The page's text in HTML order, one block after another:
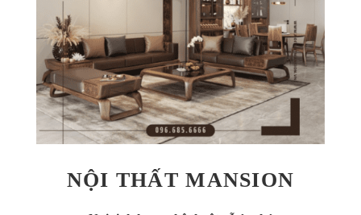
NỘI THẤT MANSION